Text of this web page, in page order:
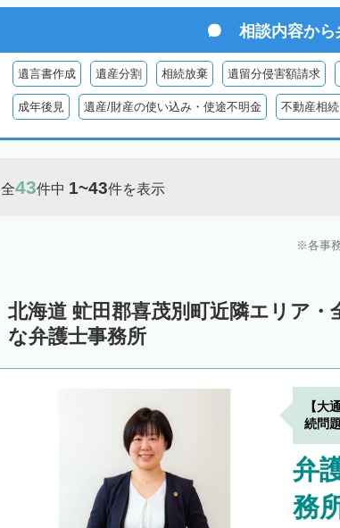
虻田郡喜茂別町 虻田
岩内郡共和町 岩内郡岩内町 二海郡八雲町 古宇郡泊
余市郡仁木町 余市郡余市町 余市郡赤井川村 空知郡
空知郡上富良野町 空知郡中富良野町 空知郡南富良野町
雨竜郡北竜町 雨竜郡沼田町
上川郡下
雨竜郡幌加内町 増毛郡増毛町 留萌郡小平町 苫前郡
枝幸郡枝幸町 礼文郡礼文町 利尻郡
網走郡大空町 斜里郡清
常呂郡佐呂間町 紋別郡
紋別郡西興部村 紋別郡雄武町 白老郡
様似郡様似町 幌泉郡えりも町 日高郡
相談内容から
遺言書作成 遺産分割 相続放棄 遺留分侵害額請求
成年後見 遺産/財産の使い込み・使途不明金 不動産相続
全43件中 1~43件を表示
各事
北海道 虻田郡喜茂別町近隣エリア
な弁護士事務所
【大
続問
弁
務